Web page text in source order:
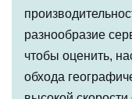
разнообразие
чтобы оценить,
обхода